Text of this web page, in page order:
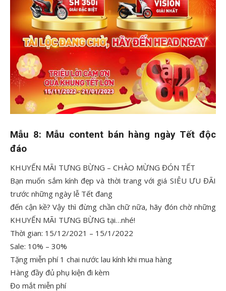
Mẫu 8: Mẫu content bán hàng ngày Tết độc
đáo
KHUYẾN MÃI TƯNG BỪNG – CHÀO MỪNG ĐÓN TẾT
Bạn muốn sắm kính đẹp và thời trang với giá SIÊU ƯU ĐÃI
trước những ngày lễ Tết đang
đến cận kề? Vậy thì đừng chần chữ nữa, hãy đón chờ những
KHUYẾN MÃI TƯNG BỪNG tại…nhé!
Thời gian: 1️5/1️2️/2️02️1 – 15/1/2022
Sale: 10% – 30%
Tặng miễn phí 1️ chai nước lau kính khi mua hàng
Hàng đầy đủ phụ kiện đi kèm
Đo mắt miễn phí